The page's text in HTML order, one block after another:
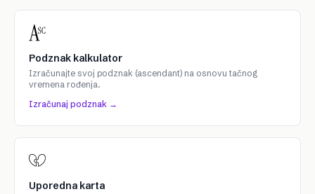
Podznak kalkulator
Izračunajte svoj podznak (ascendant) na osnovu tačnog
vremena rođenja.
Izračunaj podznak →
Uporedna karta